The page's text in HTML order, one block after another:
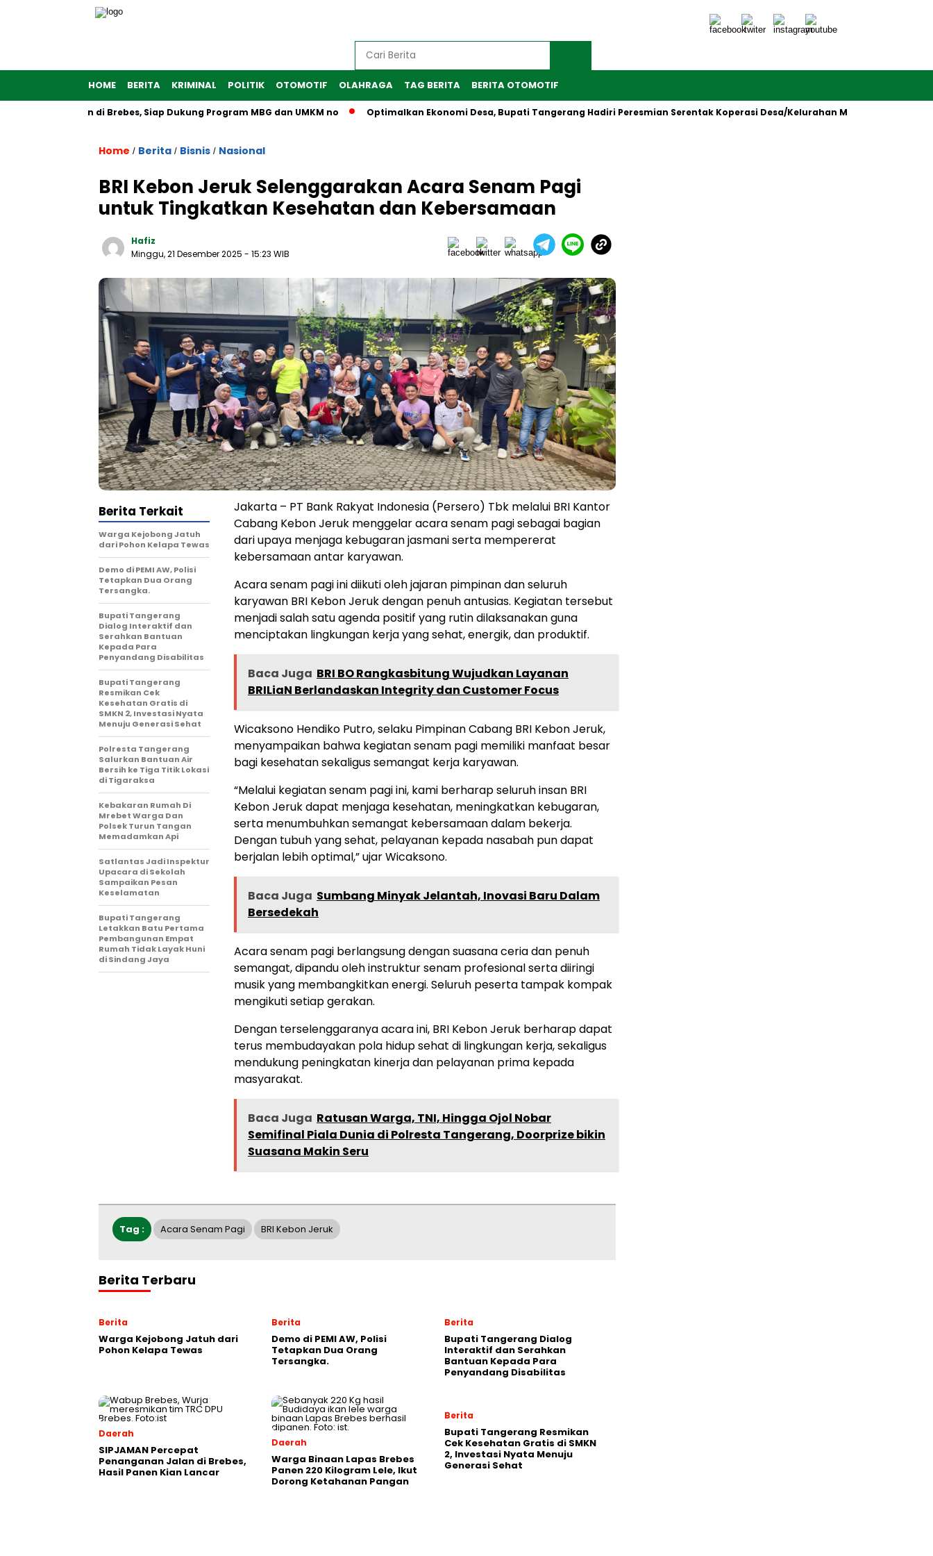
HOME BERITA KRIMINAL POLITIK OTOMOTIF OLAHRAGA TAG BERITA BERITA OTOMOTIF
Dibangun di Brebes, Siap Dukung Program MBG dan UMKM no Optimalkan Ekonomi Desa, Bupati Tangerang Hadiri Peresmian Serentak Koperasi Desa/Kelurahan Merah Putih oleh
Home / Berita / Bisnis / Nasional
BRI Kebon Jeruk Selenggarakan Acara Senam Pagi
untuk Tingkatkan Kesehatan dan Kebersamaan
Hafiz
Minggu, 21 Desember 2025 - 15:23 WIB
Jakarta – PT Bank Rakyat Indonesia (Persero) Tbk melalui BRI Kantor
Cabang Kebon Jeruk menggelar acara senam pagi sebagai bagian
dari upaya menjaga kebugaran jasmani serta mempererat
kebersamaan antar karyawan.
Acara senam pagi ini diikuti oleh jajaran pimpinan dan seluruh
karyawan BRI Kebon Jeruk dengan penuh antusias. Kegiatan tersebut
menjadi salah satu agenda positif yang rutin dilaksanakan guna
menciptakan lingkungan kerja yang sehat, energik, dan produktif.
Baca Juga BRI BO Rangkasbitung Wujudkan Layanan
BRILiaN Berlandaskan Integrity dan Customer Focus
Wicaksono Hendiko Putro, selaku Pimpinan Cabang BRI Kebon Jeruk,
menyampaikan bahwa kegiatan senam pagi memiliki manfaat besar
bagi kesehatan sekaligus semangat kerja karyawan.
“Melalui kegiatan senam pagi ini, kami berharap seluruh insan BRI
Kebon Jeruk dapat menjaga kesehatan, meningkatkan kebugaran,
serta menumbuhkan semangat kebersamaan dalam bekerja.
Dengan tubuh yang sehat, pelayanan kepada nasabah pun dapat
berjalan lebih optimal,” ujar Wicaksono.
Baca Juga Sumbang Minyak Jelantah, Inovasi Baru Dalam
Bersedekah
Acara senam pagi berlangsung dengan suasana ceria dan penuh
semangat, dipandu oleh instruktur senam profesional serta diiringi
musik yang membangkitkan energi. Seluruh peserta tampak kompak
mengikuti setiap gerakan.
Dengan terselenggaranya acara ini, BRI Kebon Jeruk berharap dapat
terus membudayakan pola hidup sehat di lingkungan kerja, sekaligus
mendukung peningkatan kinerja dan pelayanan prima kepada
masyarakat.
Baca Juga Ratusan Warga, TNI, Hingga Ojol Nobar
Semifinal Piala Dunia di Polresta Tangerang, Doorprize bikin
Suasana Makin Seru
Berita Terkait
Warga Kejobong Jatuh
dari Pohon Kelapa Tewas
Demo di PEMI AW, Polisi
Tetapkan Dua Orang
Tersangka.
Bupati Tangerang
Dialog Interaktif dan
Serahkan Bantuan
Kepada Para
Penyandang Disabilitas
‎Bupati Tangerang
Resmikan Cek
Kesehatan Gratis di
SMKN 2, Investasi Nyata
Menuju Generasi Sehat
Polresta Tangerang
Salurkan Bantuan Air
Bersih ke Tiga Titik Lokasi
di Tigaraksa
Kebakaran Rumah Di
Mrebet Warga Dan
Polsek Turun Tangan
Memadamkan Api
Satlantas Jadi Inspektur
Upacara di Sekolah
Sampaikan Pesan
Keselamatan
Bupati Tangerang
Letakkan Batu Pertama
Pembangunan Empat
Rumah Tidak Layak Huni
di Sindang Jaya
Tag : Acara Senam Pagi BRI Kebon Jeruk
Berita Terbaru
Berita
Warga Kejobong Jatuh dari
Pohon Kelapa Tewas
Berita
Demo di PEMI AW, Polisi
Tetapkan Dua Orang
Tersangka.
Berita
Bupati Tangerang Dialog
Interaktif dan Serahkan
Bantuan Kepada Para
Penyandang Disabilitas
Daerah
SIPJAMAN Percepat
Penanganan Jalan di Brebes,
Hasil Panen Kian Lancar
Daerah
Warga Binaan Lapas Brebes
Panen 220 Kilogram Lele, Ikut
Dorong Ketahanan Pangan
Berita
‎Bupati Tangerang Resmikan
Cek Kesehatan Gratis di SMKN
2, Investasi Nyata Menuju
Generasi Sehat